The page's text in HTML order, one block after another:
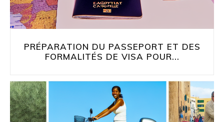
PRÉPARATION DU PASSEPORT ET DES
FORMALITÉS DE VISA POUR...